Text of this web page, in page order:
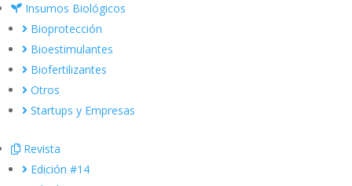
Insumos Biológicos
Bioprotección
Bioestimulantes
Biofertilizantes
Otros
Startups y Empresas
Revista
Edición #14